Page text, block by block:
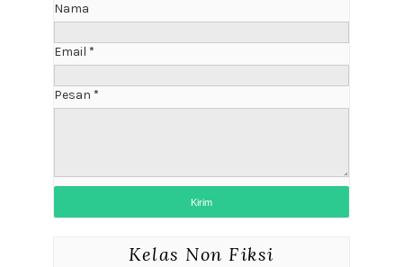
Nama
Email *
Pesan *
Kelas Non Fiksi